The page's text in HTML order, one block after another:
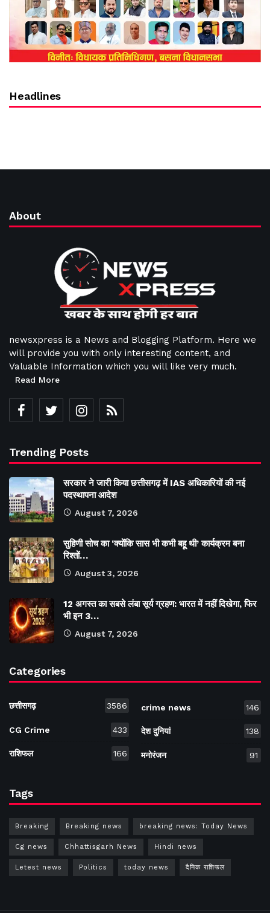
Headlines
About
newsxpress is a News and Blogging Platform. Here we
will provide you with only interesting content, and
Valuable Information which you will like very much.
Read More
Trending Posts
सरकार ने जारी किया छत्तीसगढ़ में IAS अधिकारियों की नई
पदस्थापना आदेश
August 7, 2026
सुहिणी सोच का ‘क्योंकि सास भी कभी बहू थी’ कार्यक्रम बना
रिश्तों…
August 3, 2026
12 अगस्त का सबसे लंबा सूर्य ग्रहण: भारत में नहीं दिखेगा, फिर
भी इन 3…
August 7, 2026
Categories
छत्तीसगढ़ 3586
CG Crime 433
राशिफल 166
crime news 146
देश दुनियां 138
मनोरंजन 91
Tags
Breaking Breaking news breaking news: Today News
Cg news Chhattisgarh News Hindi news
Letest news Politics today news दैनिक राशिफल